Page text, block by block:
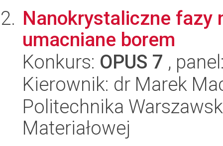
Nanokrystaliczne fazy
umacniane borem
Konkurs: OPUS 7 ,
Kierownik: dr Marek
Politechnika
Materiałowej